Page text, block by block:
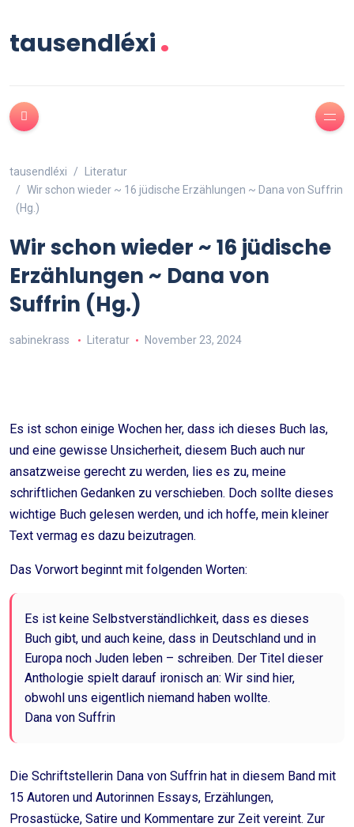
tausendléxi.
tausendléxi
Literatur
Wir schon wieder ~ 16 jüdische Erzählungen ~ Dana von Suffrin
(Hg.)
Wir schon wieder ~ 16 jüdische
Erzählungen ~ Dana von
Suffrin (Hg.)
sabinekrass Literatur November 23, 2024
Es ist schon einige Wochen her, dass ich dieses Buch las,
und eine gewisse Unsicherheit, diesem Buch auch nur
ansatzweise gerecht zu werden, lies es zu, meine
schriftlichen Gedanken zu verschieben. Doch sollte dieses
wichtige Buch gelesen werden, und ich hoffe, mein kleiner
Text vermag es dazu beizutragen.
Das Vorwort beginnt mit folgenden Worten:
Es ist keine Selbstverständlichkeit, dass es dieses
Buch gibt, und auch keine, dass in Deutschland und in
Europa noch Juden leben – schreiben. Der Titel dieser
Anthologie spielt darauf ironisch an: Wir sind hier,
obwohl uns eigentlich niemand haben wollte.
Dana von Suffrin
Die Schriftstellerin Dana von Suffrin hat in diesem Band mit
15 Autoren und Autorinnen Essays, Erzählungen,
Prosastücke, Satire und Kommentare zur Zeit vereint. Zur